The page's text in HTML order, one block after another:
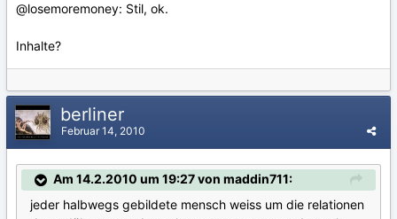
@losemoremoney: Stil, ok.
Inhalte?
berliner
Februar 14, 2010
Am 14.2.2010 um 19:27 von maddin711:
jeder halbwegs gebildete mensch weiss um die relationen